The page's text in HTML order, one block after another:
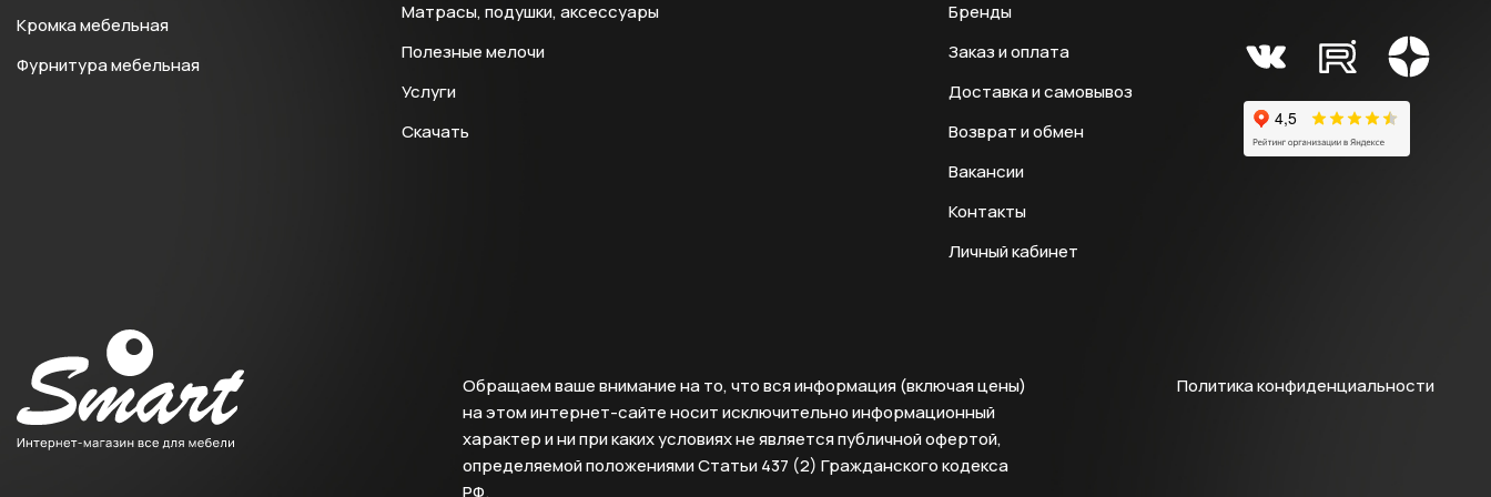
Кромка мебельная
Фурнитура мебельная
Матрасы, подушки, аксессуары
Полезные мелочи
Услуги
Скачать
Бренды
Заказ и оплата
Доставка и самовывоз
Возврат и обмен
Вакансии
Контакты
Личный кабинет
Политика конфиденциальности
Обращаем ваше внимание на то, что вся информация (включая цены)
на этом интернет-сайте носит исключительно информационный
характер и ни при каких условиях не является публичной офертой,
определяемой положениями Статьи 437 (2) Гражданского кодекса
РФ.